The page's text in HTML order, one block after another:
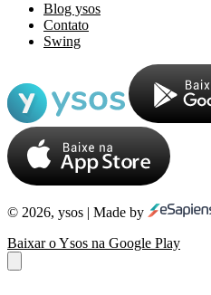
Blog ysos
Contato
Swing
© 2026, ysos | Made by
Baixar o Ysos na Google Play